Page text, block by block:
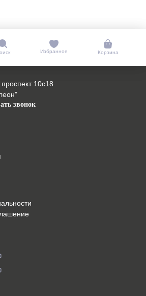
Избранное Корзина
10с18
звонок